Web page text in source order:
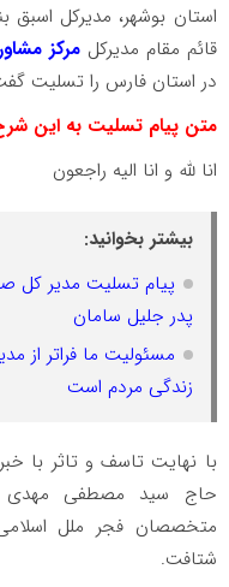
استان بوشهر، مدیرکل اسبق
قائم مقام مدیرکل مرکز
در استان فارس را تسلیت
متن پیام تسلیت به این
انا لله و انا الیه راجعون
بیشتر بخوانید:
پیام تسلیت مدیر کل
پدر جلیل سامان
مسئولیت ما فراتر از
زندگی مردم است
با نهایت تاسف و تاثر با
حاج سید مصطفی مهدی
متخصصان فجر ملل
شتافت.